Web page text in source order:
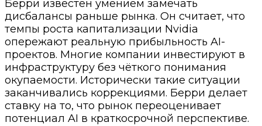
Берри известен умением замечать
дисбалансы раньше рынка. Он считает, что
темпы роста капитализации Nvidia
опережают реальную прибыльность AI-
проектов. Многие компании инвестируют в
инфраструктуру без чёткого понимания
окупаемости. Исторически такие ситуации
заканчивались коррекциями. Берри делает
ставку на то, что рынок переоценивает
потенциал AI в краткосрочной перспективе.